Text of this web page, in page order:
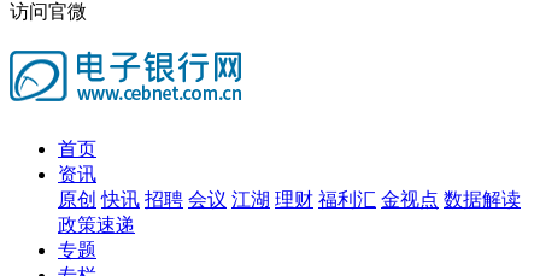
访问官微
首页
资讯
原创 快讯 招聘 会议 江湖 理财 福利汇 金视点 数据解读
政策速递
专题